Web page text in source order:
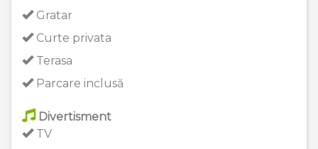
Gratar
Curte privata
Terasa
Parcare inclusă
Divertisment
TV